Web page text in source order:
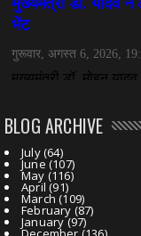
BLOG ARCHIVE
July(64)
June(107)
May (116)
April (91)
March (109)
February (87)
January(97)